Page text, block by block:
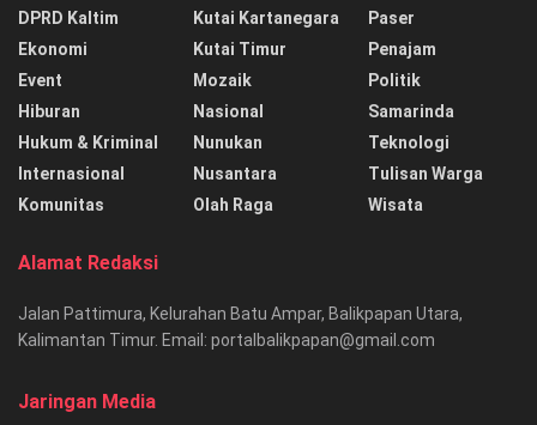
DPRD Kaltim
Ekonomi
Event
Hiburan
Hukum & Kriminal
Internasional
Komunitas
Kutai Kartanegara
Kutai Timur
Mozaik
Nasional
Nunukan
Nusantara
Olah Raga
Paser
Penajam
Politik
Samarinda
Teknologi
Tulisan Warga
Wisata
Alamat Redaksi
Jalan Pattimura, Kelurahan Batu Ampar, Balikpapan Utara,
Kalimantan Timur. Email: portalbalikpapan@gmail.com
Jaringan Media